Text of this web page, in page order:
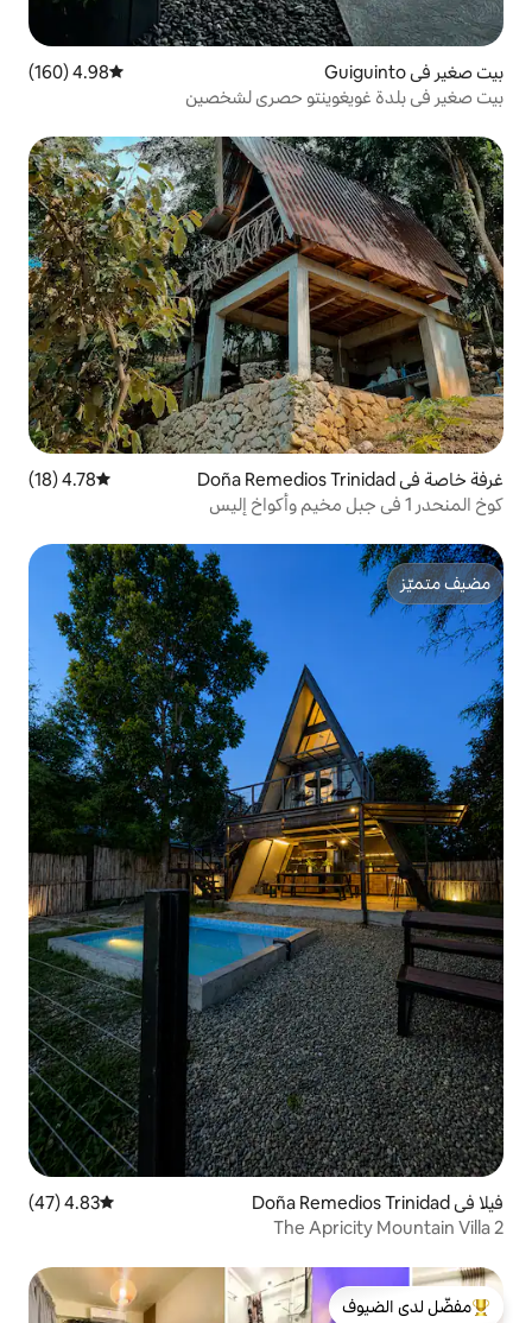
متوسط التقييم 4.98 من 5، 160 مراجعات
حصري لشخصين
متوسط التقييم 4.78 من 5، 18 مراجعات
4.78 (18)
متوسط التقييم 4.83 من 5، 47 مراجعات
4.83 (47)
The